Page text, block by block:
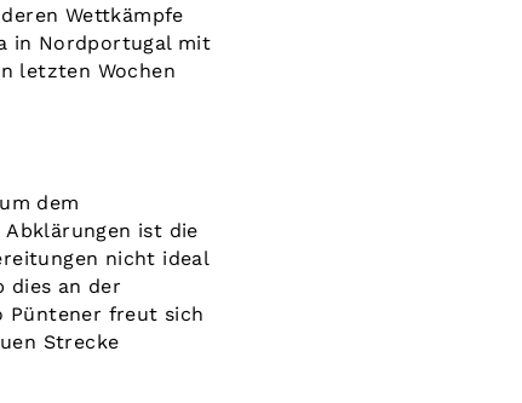
Wettkämpfe
in Nordportugal mit
letzten Wochen
dem
Abklärungen ist die
nicht ideal
dies an der
Püntener freut sich
Strecke